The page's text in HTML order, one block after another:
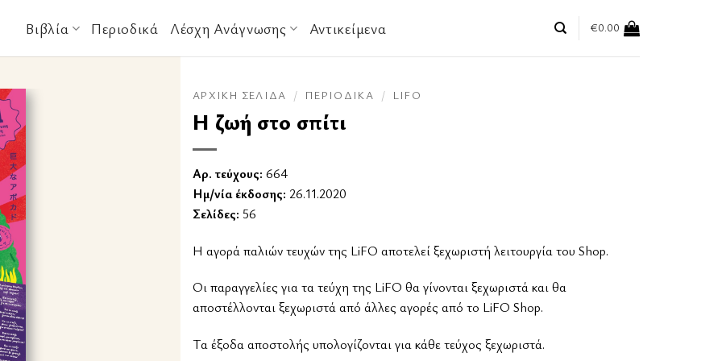
Βιβλία Περιοδικά Λέσχη Ανάγνωσης Αντικείμενα €0.00
ΑΡΧΙΚΉ ΣΕΛΊΔΑ / ΠΕΡΙΟΔΙΚΆ / LIFO
Η ζωή στο σπίτι
Αρ. τεύχους: 664
Ημ/νία έκδοσης: 26.11.2020
Σελίδες: 56
Η αγορά παλιών τευχών της LiFO αποτελεί ξεχωριστή λειτουργία του Shop.
Οι παραγγελίες για τα τεύχη της LiFO θα γίνονται ξεχωριστά και θα
αποστέλλονται ξεχωριστά από άλλες αγορές από το LiFO Shop.
Tα έξοδα αποστολής υπολογίζονται για κάθε τεύχος ξεχωριστά.